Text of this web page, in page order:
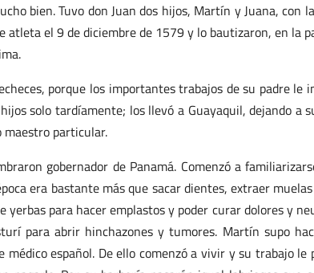
bien. Tuvo don Juan dos hijos, Martín y Juana, con
atleta el 9 de diciembre de 1579 y lo bautizaron, en la
porque los importantes trabajos de su padre le
solo tardíamente; los llevó a Guayaquil, dejando a
maestro particular.
gobernador de Panamá. Comenzó a
era bastante más que sacar dientes, extraer
para hacer emplastos y poder curar dolores y
para abrir hinchazones y tumores. Martín supo
español. De ello comenzó a vivir y su trabajo le